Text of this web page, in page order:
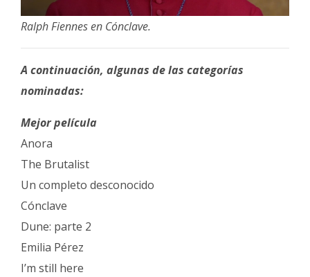
Ralph Fiennes en Cónclave.
A continuación, algunas de las categorías
nominadas:
Mejor película
Anora
The Brutalist
Un completo desconocido
Cónclave
Dune: parte 2
Emilia Pérez
I’m still here